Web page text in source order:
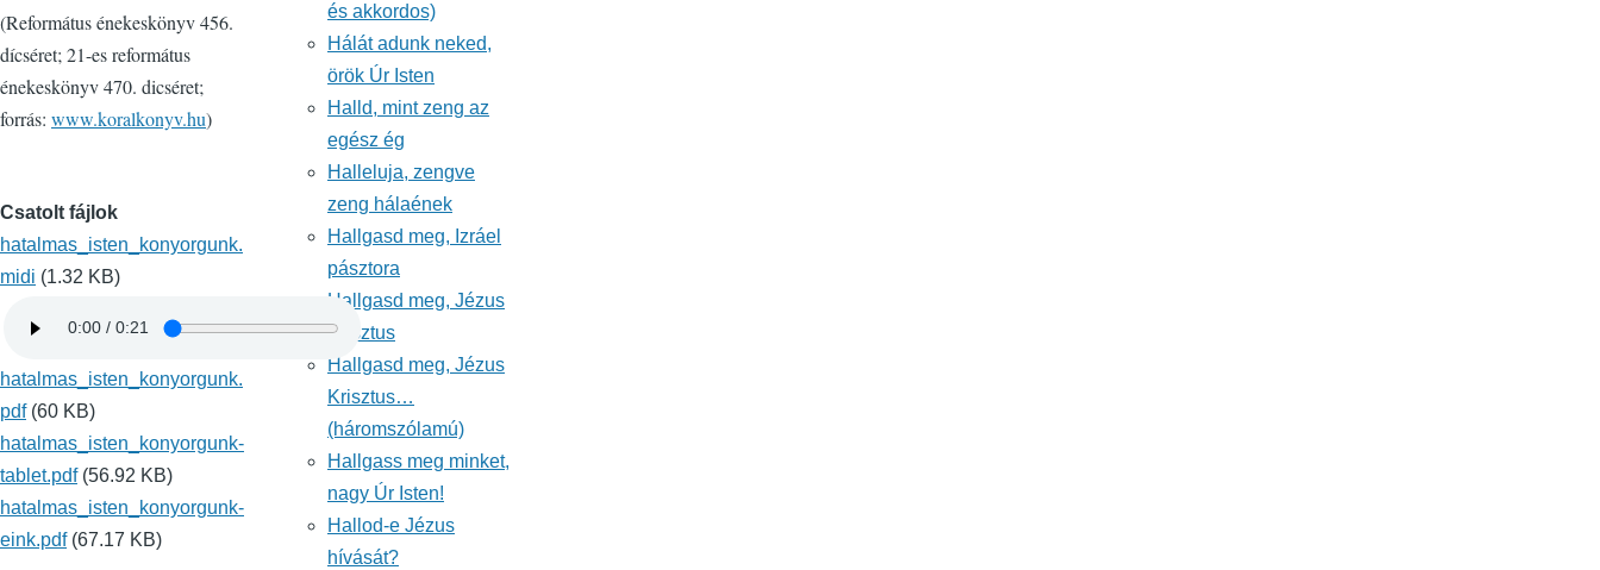
(Református énekeskönyv 456.
dícséret; 21-es református
énekeskönyv 470. dicséret;
forrás: www.koralkonyv.hu)
Csatolt fájlok
hatalmas_isten_konyorgunk.
midi (1.32 KB)
hatalmas_isten_konyorgunk.
pdf (60 KB)
hatalmas_isten_konyorgunk-
tablet.pdf (56.92 KB)
hatalmas_isten_konyorgunk-
eink.pdf (67.17 KB)
és akkordos)
Hálát adunk neked,
örök Úr Isten
Halld, mint zeng az
egész ég
Halleluja, zengve
zeng hálaének
Hallgasd meg, Izráel
pásztora
Hallgasd meg, Jézus
Krisztus
Hallgasd meg, Jézus
Krisztus…
(háromszólamú)
Hallgass meg minket,
nagy Úr Isten!
Hallod-e Jézus
hívását?